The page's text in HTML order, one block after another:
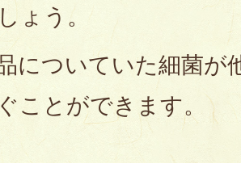
ょう。
についていた細菌が
ことができます。